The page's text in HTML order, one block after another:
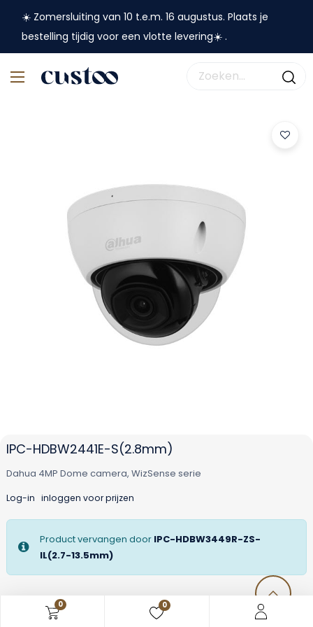
0 0
☀️ Zomersluiting van 10 t.e.m. 16 augustus. Plaats je
bestelling tijdig voor een vlotte levering☀️ .
IPC-HDBW2441E-S(2.8mm)
Dahua 4MP Dome camera, WizSense serie
Log-in inloggen voor prijzen
Product vervangen door IPC-HDBW3449R-ZS-
IL(2.7-13.5mm)